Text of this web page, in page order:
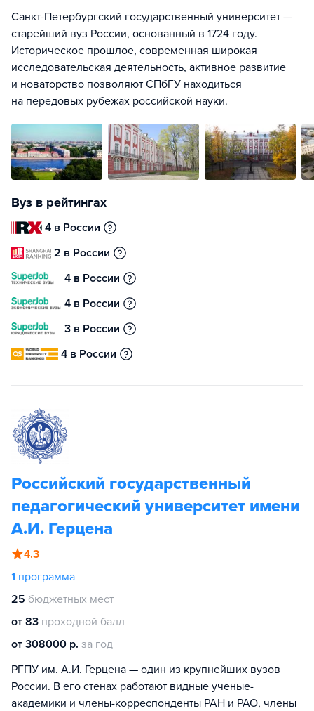
Санкт-Петербургский государственный университет —
старейший вуз России, основанный в 1724 году.
Историческое прошлое, современная широкая
исследовательская деятельность, активное развитие
и новаторство позволяют СПбГУ находиться
на передовых рубежах российской науки.
Вуз в рейтингах
4 в России
2 в России
4 в России
4 в России
3 в России
4 в России
Российский государственный
педагогический университет имени
А.И. Герцена
4.3
1 программа
25 бюджетных мест
от 83 проходной балл
от 308000 р. за год
РГПУ им. А.И. Герцена — один из крупнейших вузов
России. В его стенах работают видные ученые-
академики и члены-корреспонденты РАН и РАО, члены